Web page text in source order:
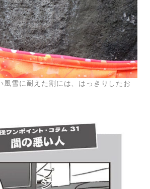
風雪に耐えた割には、はっきりしたお